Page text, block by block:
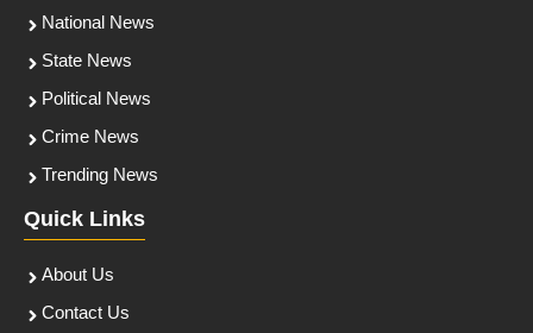
National News
State News
Political News
Crime News
Trending News
Quick Links
About Us
Contact Us